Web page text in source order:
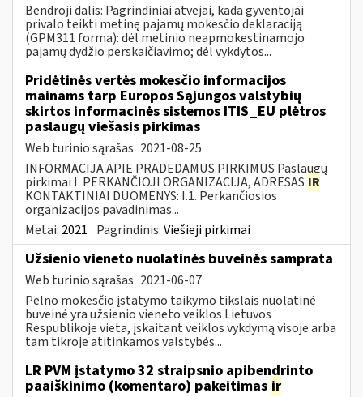
Bendroji dalis: Pagrindiniai atvejai, kada gyventojai
privalo teikti metinę pajamų mokesčio deklaraciją
(GPM311 forma): dėl metinio neapmokestinamojo
pajamų dydžio perskaičiavimo; dėl vykdytos...
Pridėtinės vertės mokesčio informacijos
mainams tarp Europos Sąjungos valstybių
skirtos informacinės sistemos ITIS_EU plėtros
paslaugų viešasis pirkimas
Web turinio sąrašas 2021-08-25
INFORMACIJA APIE PRADEDAMUS PIRKIMUS Paslaugų
pirkimai I. PERKANČIOJI ORGANIZACIJA, ADRESAS IR
KONTAKTINIAI DUOMENYS: I.1. Perkančiosios
organizacijos pavadinimas...
Metai: 2021 Pagrindinis:Viešieji pirkimai
Užsienio vieneto nuolatinės buveinės samprata
Web turinio sąrašas 2021-06-07
Pelno mokesčio įstatymo taikymo tikslais nuolatinė
buveinė yra užsienio vieneto veiklos Lietuvos
Respublikoje vieta, įskaitant veiklos vykdymą visoje arba
tam tikroje atitinkamos valstybės...
LR PVM įstatymo 32 straipsnio apibendrinto
paaiškinimo (komentaro) pakeitimas ir